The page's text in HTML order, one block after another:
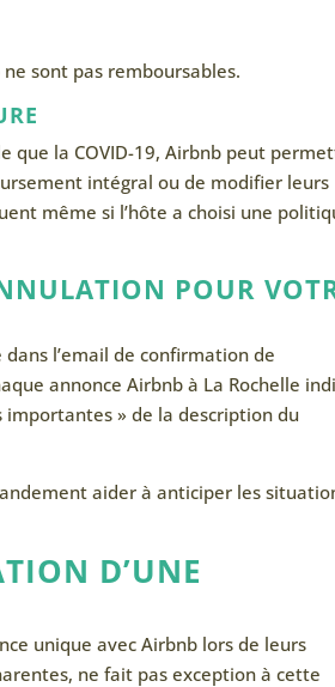
sont pas remboursables.
que la COVID-19, Airbnb peut
intégral ou de modifier leurs
même si l’hôte a choisi une
POUR
l’email de confirmation de
annonce Airbnb à La Rochelle
» de la description du
aider à anticiper les
D’UNE
unique avec Airbnb lors de leurs
ne fait pas exception à cette